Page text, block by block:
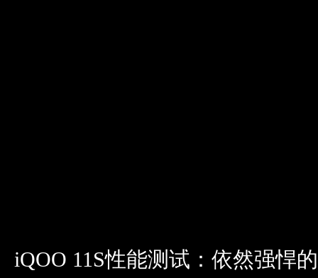
iQOO 11S性能测试：依然强悍